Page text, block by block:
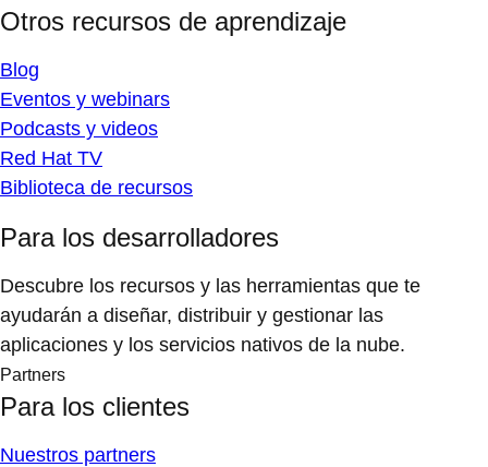
Otros recursos de aprendizaje
Blog
Eventos y webinars
Podcasts y videos
Red Hat TV
Biblioteca de recursos
Para los desarrolladores
Descubre los recursos y las herramientas que te
ayudarán a diseñar, distribuir y gestionar las
aplicaciones y los servicios nativos de la nube.
Partners
Para los clientes
Nuestros partners